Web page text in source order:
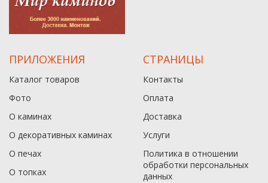
ПРИЛОЖЕНИЯ
Каталог товаров
Фото
О каминах
О декоративных каминах
О печах
О топках
СТРАНИЦЫ
Контакты
Оплата
Доставка
Услуги
Политика в отношении
обработки персональных
данныx